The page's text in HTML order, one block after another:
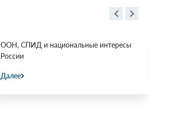
ООН, СПИД и национальные интересы
России
Далее